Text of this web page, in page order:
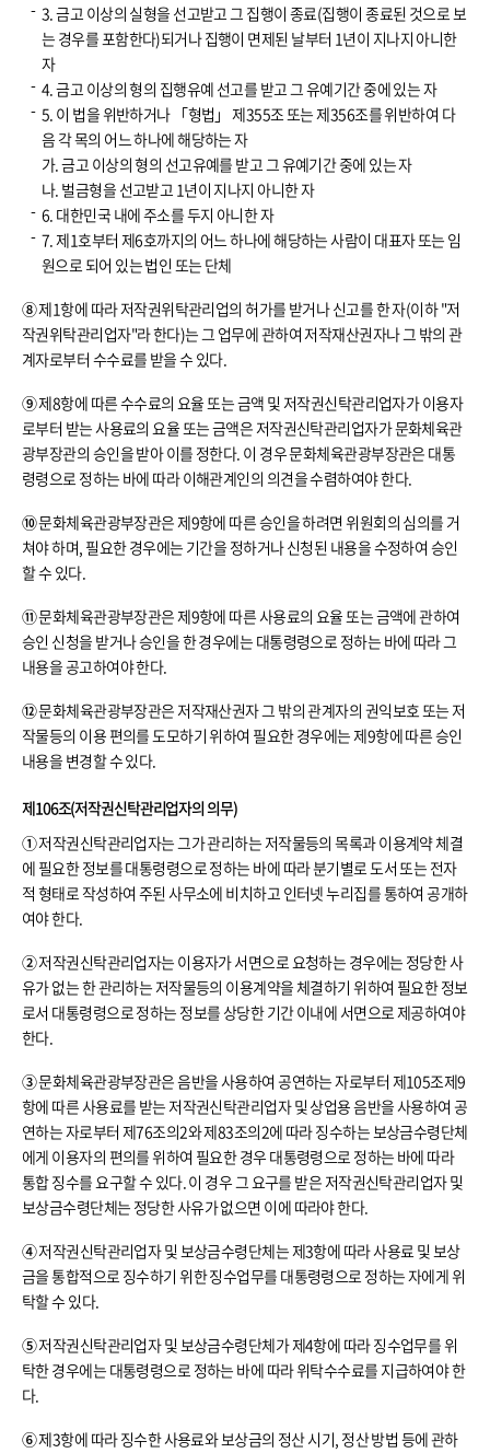
3. 금고 이상의 실형을 선고받고 그 집행이 종료(집행이 종료된 것으로 보
는 경우를 포함한다)되거나 집행이 면제된 날부터 1년이 지나지 아니한
자
4. 금고 이상의 형의 집행유예 선고를 받고 그 유예기간 중에 있는 자
5. 이 법을 위반하거나 「형법」 제355조 또는 제356조를 위반하여 다
음 각 목의 어느 하나에 해당하는 자
가. 금고 이상의 형의 선고유예를 받고 그 유예기간 중에 있는 자
나. 벌금형을 선고받고 1년이 지나지 아니한 자
6. 대한민국 내에 주소를 두지 아니한 자
7. 제1호부터 제6호까지의 어느 하나에 해당하는 사람이 대표자 또는 임
원으로 되어 있는 법인 또는 단체
⑧제1항에 따라 저작권위탁관리업의 허가를 받거나 신고를 한 자(이하 "저
작권위탁관리업자"라 한다)는 그 업무에 관하여 저작재산권자나 그 밖의 관
계자로부터 수수료를 받을 수 있다.
⑨제8항에 따른 수수료의 요율 또는 금액 및 저작권신탁관리업자가 이용자
로부터 받는 사용료의 요율 또는 금액은 저작권신탁관리업자가 문화체육관
광부장관의 승인을 받아 이를 정한다. 이 경우 문화체육관광부장관은 대통
령령으로 정하는 바에 따라 이해관계인의 의견을 수렴하여야 한다.
⑩문화체육관광부장관은 제9항에 따른 승인을 하려면 위원회의 심의를 거
쳐야 하며, 필요한 경우에는 기간을 정하거나 신청된 내용을 수정하여 승인
할 수 있다.
⑪문화체육관광부장관은 제9항에 따른 사용료의 요율 또는 금액에 관하여
승인 신청을 받거나 승인을 한 경우에는 대통령령으로 정하는 바에 따라 그
내용을 공고하여야 한다.
⑫문화체육관광부장관은 저작재산권자 그 밖의 관계자의 권익보호 또는 저
작물등의 이용 편의를 도모하기 위하여 필요한 경우에는 제9항에 따른 승인
내용을 변경할 수 있다.
제106조(저작권신탁관리업자의 의무)
①저작권신탁관리업자는 그가 관리하는 저작물등의 목록과 이용계약 체결
에 필요한 정보를 대통령령으로 정하는 바에 따라 분기별로 도서 또는 전자
적 형태로 작성하여 주된 사무소에 비치하고 인터넷 누리집를 통하여 공개하
여야 한다.
②저작권신탁관리업자는 이용자가 서면으로 요청하는 경우에는 정당한 사
유가 없는 한 관리하는 저작물등의 이용계약을 체결하기 위하여 필요한 정보
로서 대통령령으로 정하는 정보를 상당한 기간 이내에 서면으로 제공하여야
한다.
③문화체육관광부장관은 음반을 사용하여 공연하는 자로부터 제105조제9
항에 따른 사용료를 받는 저작권신탁관리업자 및 상업용 음반을 사용하여 공
연하는 자로부터 제76조의2와 제83조의2에 따라 징수하는 보상금수령단체
에게 이용자의 편의를 위하여 필요한 경우 대통령령으로 정하는 바에 따라
통합 징수를 요구할 수 있다. 이 경우 그 요구를 받은 저작권신탁관리업자 및
보상금수령단체는 정당한 사유가 없으면 이에 따라야 한다.
④저작권신탁관리업자 및 보상금수령단체는 제3항에 따라 사용료 및 보상
금을 통합적으로 징수하기 위한 징수업무를 대통령령으로 정하는 자에게 위
탁할 수 있다.
⑤저작권신탁관리업자 및 보상금수령단체가 제4항에 따라 징수업무를 위
탁한 경우에는 대통령령으로 정하는 바에 따라 위탁수수료를 지급하여야 한
다.
⑥제3항에 따라 징수한 사용료와 보상금의 정산 시기, 정산 방법 등에 관하